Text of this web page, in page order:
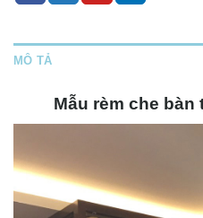
MÔ TẢ
Mẫu rèm che